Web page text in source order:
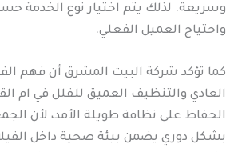
وسريعة. لذلك يتم اختيار نوع الخدمة
واحتياج العميل الفعلي.
كما تؤكد شركة البيت المشرق أن فهم
العادي والتنظيف العميق للفلل في ام
الحفاظ على نظافة طويلة الأمد، لأن
بشكل دوري يضمن بيئة صحية داخل